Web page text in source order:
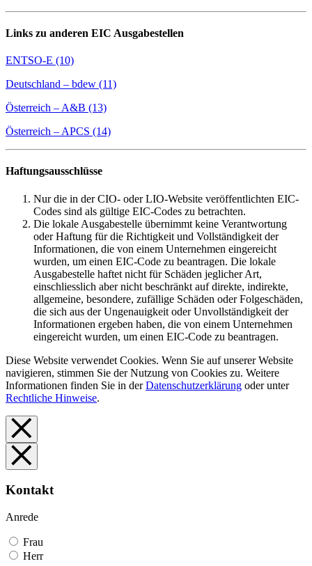
Links zu anderen EIC Ausgabestellen
ENTSO-E (10)
Deutschland – bdew (11)
Österreich – A&B (13)
Österreich – APCS (14)
Haftungsausschlüsse
Nur die in der CIO- oder LIO-Website veröffentlichten EIC-
Codes sind als gültige EIC-Codes zu betrachten.
Die lokale Ausgabestelle übernimmt keine Verantwortung
oder Haftung für die Richtigkeit und Vollständigkeit der
Informationen, die von einem Unternehmen eingereicht
wurden, um einen EIC-Code zu beantragen. Die lokale
Ausgabestelle haftet nicht für Schäden jeglicher Art,
einschliesslich aber nicht beschränkt auf direkte, indirekte,
allgemeine, besondere, zufällige Schäden oder Folgeschäden,
die sich aus der Ungenauigkeit oder Unvollständigkeit der
Informationen ergeben haben, die von einem Unternehmen
eingereicht wurden, um einen EIC-Code zu beantragen.
Diese Website verwendet Cookies. Wenn Sie auf unserer Website
navigieren, stimmen Sie der Nutzung von Cookies zu. Weitere
Informationen finden Sie in derDatenschutzerklärung oder unter
Rechtliche Hinweise.
Kontakt
Anrede
Frau
Herr